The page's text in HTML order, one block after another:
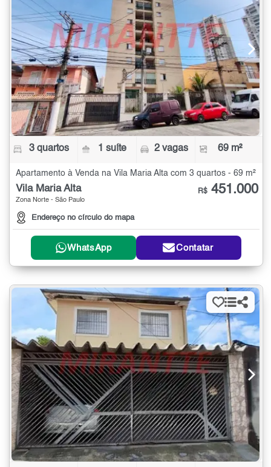
3 quartos 1 suíte 2 vagas 69 m²
Apartamento à Venda na Vila Maria Alta com 3 quartos - 69 m²
Vila Maria Alta
Zona Norte - São Paulo
Endereço no círculo do mapa
R$ 451.000
WhatsApp Contatar